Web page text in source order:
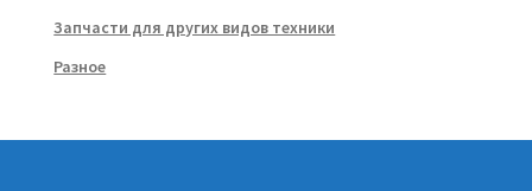
Запчасти для других видов техники
Разное